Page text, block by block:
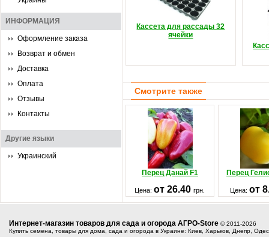
ИНФОРМАЦИЯ
Оформление заказа
Возврат и обмен
Доставка
Оплата
Отзывы
Контакты
Другие языки
Украинский
Кассета для рассады 32
ячейки
Смотрите также
Перец Данай F1 Перец
Цена:от 26.40грн. Цена:от
Интернет-магазин товаров для сада и огорода АГРО-Store © 2011-2026
Купить семена, товары для дома, сада и огорода в Украине: Киев, Харьков, Днепр,